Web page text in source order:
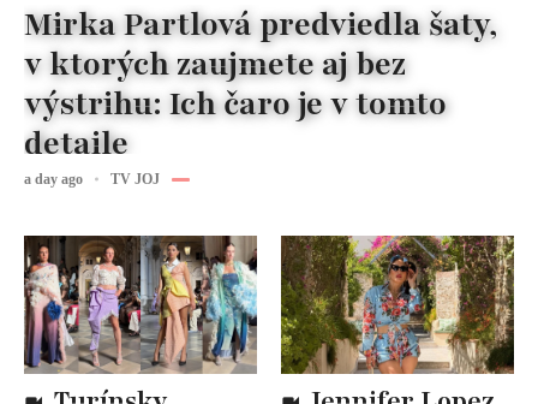
Mirka Partlová predviedla šaty,
v ktorých zaujmete aj bez
výstrihu: Ich čaro je v tomto
detaile
a day ago TV JOJ